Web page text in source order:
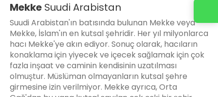
Mekke Suudi Arabistan
Suudi Arabistan'ın batısında bulunan Mekke veya
Mekke, İslam'ın en kutsal şehridir. Her yıl milyonlarca
hacı Mekke'ye akın ediyor. Sonuç olarak, hacıların
konaklama için yiyecek ve içecek sağlamak için çok
fazla inşaat ve caminin kendisinin uzatılması
olmuştur. Müslüman olmayanların kutsal şehre
girmesine izin verilmiyor. Mekke ayrıca, Orta